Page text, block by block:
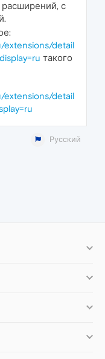
с
extensions/detail
такого
extensions/detail
Русский